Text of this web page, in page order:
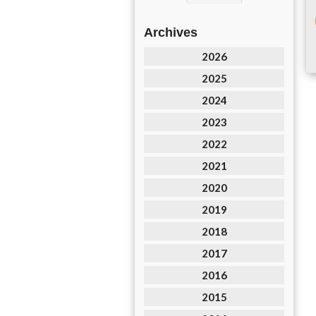
Archives
2026
2025
2024
2023
2022
2021
2020
2019
2018
2017
2016
2015